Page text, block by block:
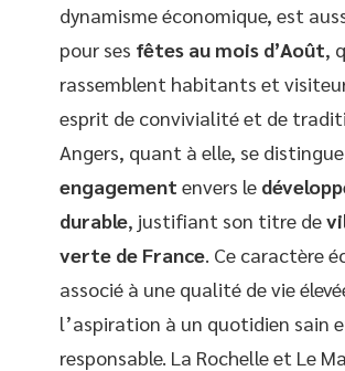
dynamisme économique, est
pour ses fêtes au mois d’Août,
rassemblent habitants et
esprit de convivialité et de
Angers, quant à elle, se
engagement envers le
durable, justifiant son titre de
verte de France . Ce caractère
associé à une qualité de vie
l’aspiration à un quotidien sain
responsable. La Rochelle et Le